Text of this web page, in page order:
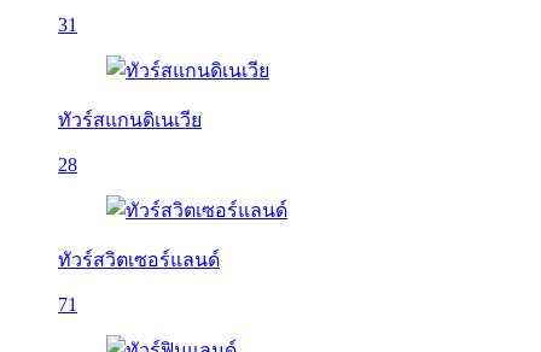
31
ทัวร์สแกนดิเนเวีย
28
ทัวร์สวิตเซอร์แลนด์
71